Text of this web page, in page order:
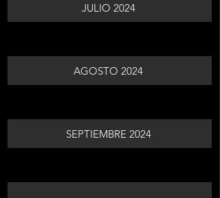
JULIO 2024
AGOSTO 2024
SEPTIEMBRE 2024